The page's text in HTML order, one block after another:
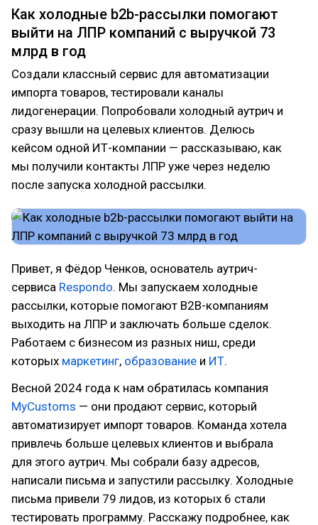
Как холодные b2b-рассылки помогают
выйти на ЛПР компаний с выручкой 73
млрд в год
Создали классный сервис для автоматизации
импорта товаров, тестировали каналы
лидогенерации. Попробовали холодный аутрич и
сразу вышли на целевых клиентов. Делюсь
кейсом одной ИТ-компании — рассказываю, как
мы получили контакты ЛПР уже через неделю
после запуска холодной рассылки.
Привет, я Фёдор Ченков, основатель аутрич-
сервиса Respondo. Мы запускаем холодные
рассылки, которые помогают B2B-компаниям
выходить на ЛПР и заключать больше сделок.
Работаем с бизнесом из разных ниш, среди
которых маркетинг, образование и ИТ.
Весной 2024 года к нам обратилась компания
MyCustoms — они продают сервис, который
автоматизирует импорт товаров. Команда хотела
привлечь больше целевых клиентов и выбрала
для этого аутрич. Мы собрали базу адресов,
написали письма и запустили рассылку. Холодные
письма привели 79 лидов, из которых 6 стали
тестировать программу. Расскажу подробнее, как